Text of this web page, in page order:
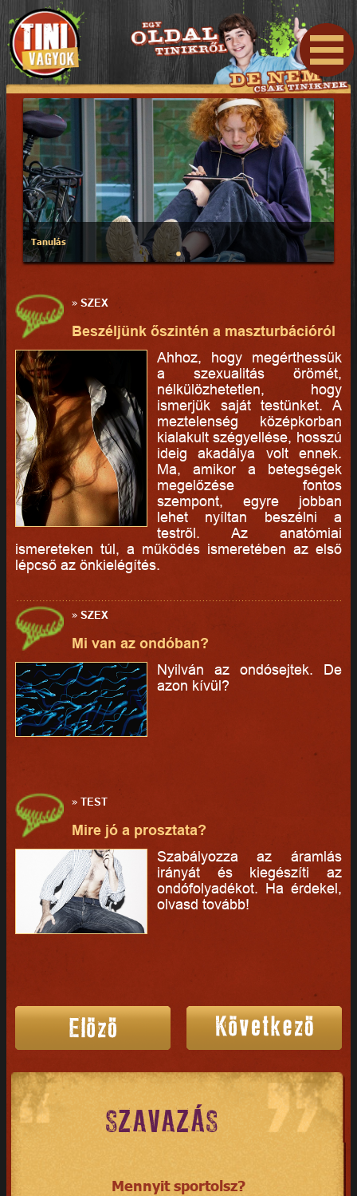
Tanulás
»SZEX
Beszéljünk őszintén a maszturbációról
Ahhoz, hogy megérthessük
a szexualitás örömét,
nélkülözhetetlen, hogy
ismerjük saját testünket. A
meztelenség középkorban
kialakult szégyellése, hosszú
ideig akadálya volt ennek.
Ma, amikor a betegségek
megelőzése fontos
szempont, egyre jobban
lehet nyíltan beszélni a
testről. Az anatómiai
ismereteken túl, a működés ismeretében az első
lépcső az önkielégítés.
»SZEX
Mi van az ondóban?
Nyilván az ondósejtek. De
azon kívül?
»TEST
Mire jó a prosztata?
Szabályozza az áramlás
irányát és kiegészíti az
ondófolyadékot. Ha érdekel,
olvasd tovább!
SZAVAZÁS
Mennyit sportolsz?